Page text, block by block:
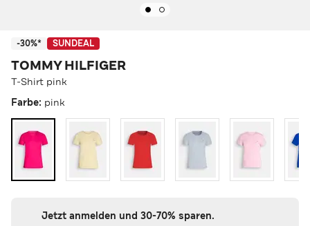
-30%* SUNDEAL
TOMMY HILFIGER
T-Shirt pink
Farbe: pink
Jetzt anmelden und 30-70% sparen.